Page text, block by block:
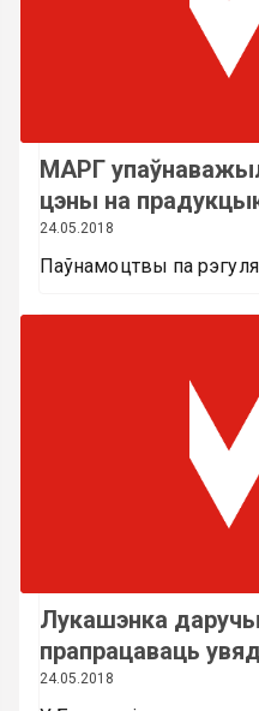
МАРГ
цэны на
харчавання ва
адукацыі
24.05.2018
Паўнамоцтвы па
рэалізуецца ва
Лукашэнка
прапрацаваць
крымінальнай
24.05.2018